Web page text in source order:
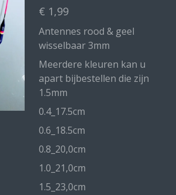
€ 1,99
Antennes rood & geel
wisselbaar 3mm
Meerdere kleuren kan u
apart bijbestellen die zijn
1.5mm
0.4_17.5cm
0.6_18.5cm
0.8_20,0cm
1.0_21,0cm
1.5_23,0cm